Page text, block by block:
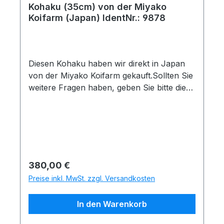
Ihnen selbstverständlich vor dem
Zustandekommen des Kaufvertrages
keiner Garantie.
Kohaku (35cm) von der Miyako
Koifarm (Japan) IdentNr.: 9878
Diesen Kohaku haben wir direkt in Japan
von der Miyako Koifarm gekauft.Sollten Sie
weitere Fragen haben, geben Sie bitte die
hinter sich. Nach einer kurzen Inspektion
könnte er sofort mitgenommen
werdenUnsere 50% Rabatt
Sonderaktion:Sie suchen sich 3 Koi aus
unserem Internet Shop aus und bekommen
Regulärer Preis:
380,00 €
Preise inkl. MwSt. zzgl. Versandkosten
In den Warenkorb